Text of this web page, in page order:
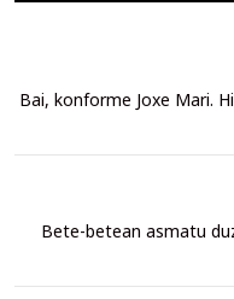
Bai, konforme Joxe Mari.
Bete-betean asmatu